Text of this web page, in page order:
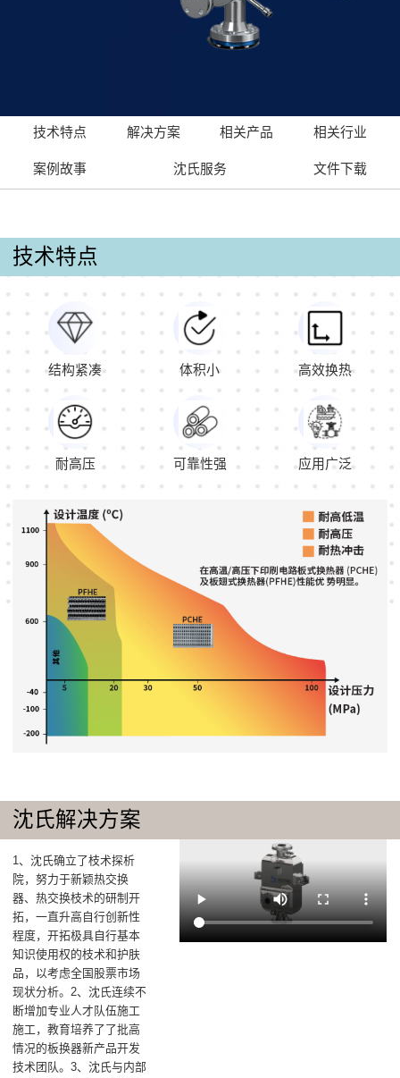
技术特点 解决方案 相关产品 相关行业
案例故事 沈氏服务 文件下载
技术特点
结构紧凑 体积小 高效换热
耐高压 可靠性强 应用广泛
沈氏解决方案
1、沈氏确立了枝术探析
院，努力于新颖热交换
器、热交换枝术的研制开
拓，一直升高自行创新性
程度，开拓极具自行基本
知识使用权的枝术和护肤
品，以考虑全国股票市场
现状分析。2、沈氏连续不
断增加专业人才队伍施工
施工，教育培养了了批高
情况的板换器新产品开发
技术团队。3、沈氏与内部